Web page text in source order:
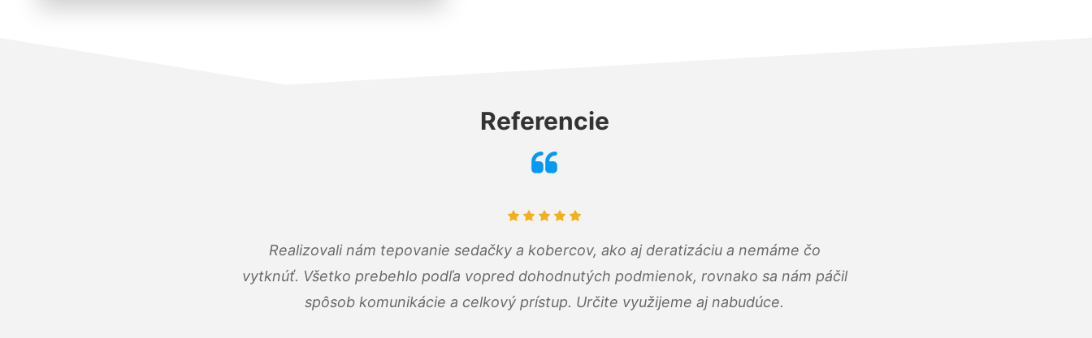
Referencie
Realizovali nám tepovanie sedačky a kobercov, ako aj deratizáciu a nemáme čo
vytknúť. Všetko prebehlo podľa vopred dohodnutých podmienok, rovnako sa nám páčil
spôsob komunikácie a celkový prístup. Určite využijeme aj nabudúce.